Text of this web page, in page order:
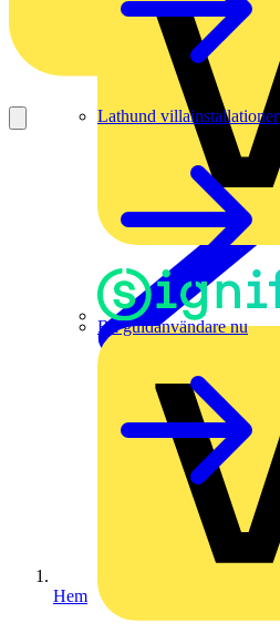
Lathund villainstallationer
Bli guldanvändare nu
Hem